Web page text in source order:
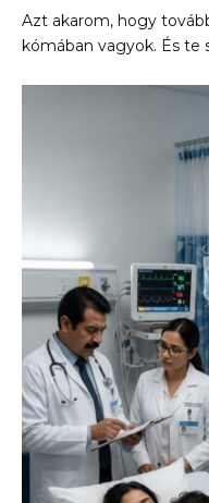
Azt akarom, hogy
kómában vagyok. És